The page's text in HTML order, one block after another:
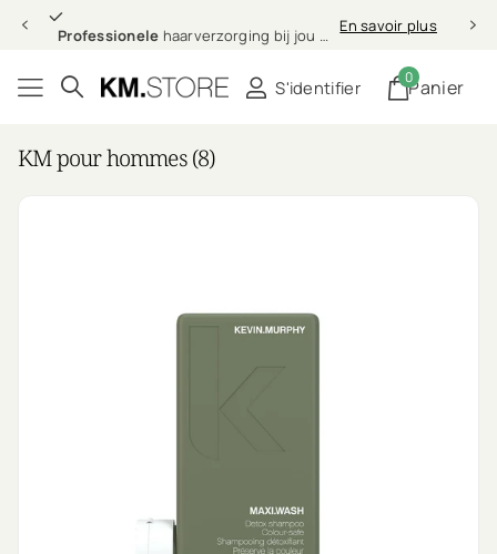
Professionele haarverzorging bij jou thuis En savoir plus
S'identifier Panier
0
KM pour hommes (8)